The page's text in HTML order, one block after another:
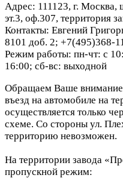
Адрес: 111123, г. Москва,
эт.3, оф.307, территория
Контакты: Евгений
8101 доб. 2; +7(495)368-
Режим работы: пн-чт: с
16:00; сб-вс: выходной
Обращаем Ваше
въезд на автомобиле на
осуществляется только
схеме. Со стороны ул.
территорию невозможен.
На территории завода
пропускной режим: